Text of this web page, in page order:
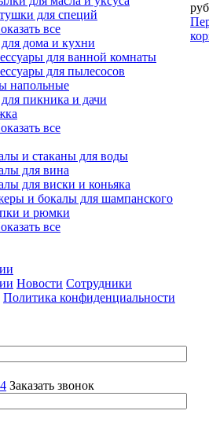
для специй
все
дома и кухни
для ванной комнаты
для пылесосов
напольные
пикника и дачи
все
и стаканы для воды
для вина
для виски и коньяка
и бокалы для шампанского
и рюмки
все
Новости Сотрудники
Политика конфиденциальности
Заказать звонок